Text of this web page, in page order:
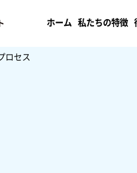
ホーム 私たちの特徴
ロセス